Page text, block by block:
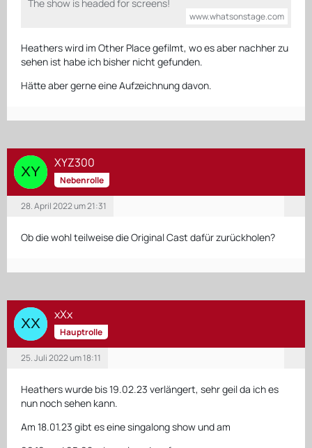
The show is headed for screens!
www.whatsonstage.com
Heathers wird im Other Place gefilmt, wo es aber nachher zu
sehen ist habe ich bisher nicht gefunden.
Hätte aber gerne eine Aufzeichnung davon.
XYZ300
Nebenrolle
28. April 2022 um 21:31
Ob die wohl teilweise die Original Cast dafür zurückholen?
xXx
Hauptrolle
25. Juli 2022 um 18:11
Heathers wurde bis 19.02.23 verlängert, sehr geil da ich es
nun noch sehen kann.
Am 18.01.23 gibt es eine singalong show und am